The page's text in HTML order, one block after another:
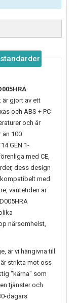
gjort av ett
och ABS + PC
och är
än 100
GEN 1-
med CE,
dess design
med
väntetiden är
närsomhelst,
är vi hängivna till
strikta mot oss
"kärna" som
tjänster och
dagars